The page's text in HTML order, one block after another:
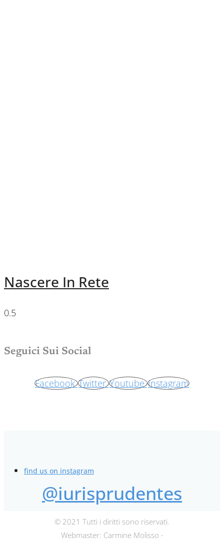
Nascere In Rete
Seguici Sui Social
Facebook Twitter Youtube Instagram
find us on instagram
@iurisprudentes
© 2021 Tutti i diritti sono riservati.
Webmaster: Carmine Molisso -